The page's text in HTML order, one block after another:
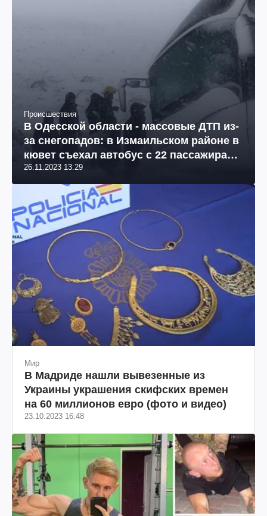
Происшествия
В Одесской области - массовые ДТП из-
за снегопадов: в Измаильском районе в
кювет съехал автобус с 22 пассажирами
(фото, видео)
26.11.2023 13:29
Мир
В Мадриде нашли вывезенные из
Украины украшения скифских времен
на 60 миллионов евро (фото и видео)
23.10.2023 16:48